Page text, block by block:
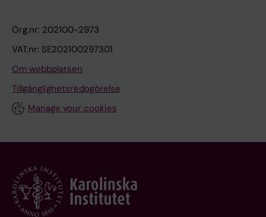
Org.nr: 202100-2973
VAT.nr: SE202100297301
Om webbplatsen
Tillgänglighetsredogörelse
Manage your cookies